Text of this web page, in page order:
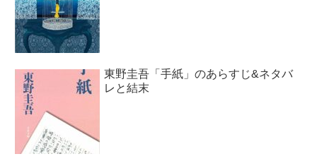
東野圭吾「手紙」のあらすじ&ネタバ
レと結末